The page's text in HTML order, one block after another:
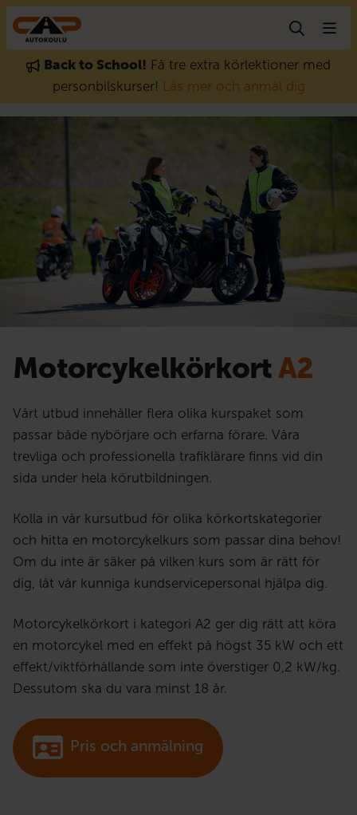
Gå till innehåll
Back to School! Få tre extra körlektioner med
personbilskurser! Läs mer och anmäl dig
MotorcykelkörkortA2
Vårt utbud innehåller flera olika kurspaket som
passar både nybörjare och erfarna förare. Våra
trevliga och professionella trafiklärare finns vid din
sida under hela körutbildningen.
Kolla in vår kursutbud för olika körkortskategorier
och hitta en motorcykelkurs som passar dina behov!
Om du inte är säker på vilken kurs som är rätt för
dig, låt vår kunniga kundservicepersonal hjälpa dig.
Motorcykelkörkort i kategori A2 ger dig rätt att köra
en motorcykel med en effekt på högst 35 kW och ett
effekt/viktförhållande som inte överstiger 0,2 kW/kg.
Dessutom ska du vara minst 18 år.
Pris och anmälning